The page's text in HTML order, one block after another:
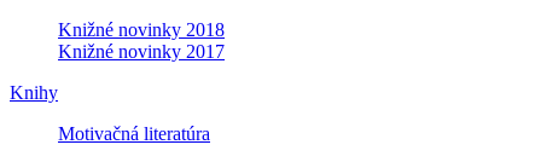
Knižné novinky 2018
Knižné novinky 2017
Knihy
Motivačná literatúra